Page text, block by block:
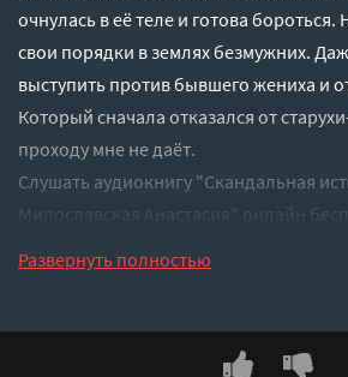
очнулась в её теле и готова
свои порядки в землях безмужних.
выступить против бывшего жениха и
Который сначала отказался от
проходу мне не даёт.
Слушать аудиокнигу "Скандальная
Милославская Анастасия" онлайн
Развернуть полностью